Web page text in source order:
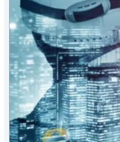
Quản lý
Kiểm
Hỗ trợ công
Phần
Kiểm
Data